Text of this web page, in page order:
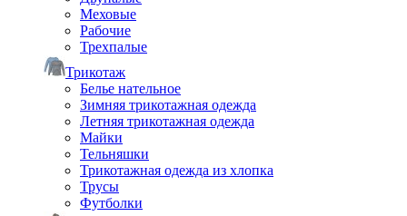
Меховые
Рабочие
Трехпалые
Трикотаж
Белье нательное
Зимняя трикотажная одежда
Летняя трикотажная одежда
Майки
Тельняшки
Трикотажная одежда из хлопка
Трусы
Футболки